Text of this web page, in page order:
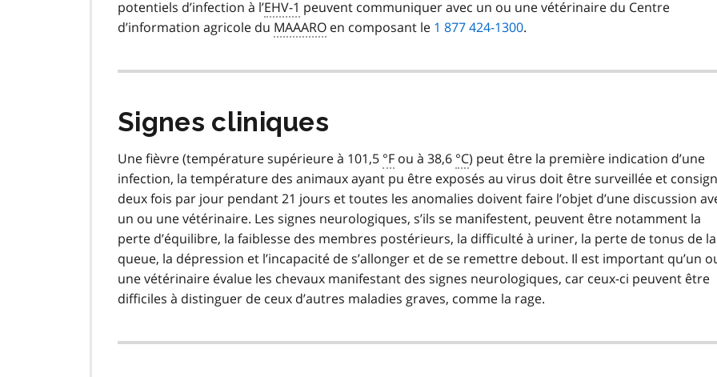
potentiels d’infection à l’EHV-1 peuvent communiquer avec un ou une vétérinaire du Centre
d’information agricole du MAAARO en composant le 1 877 424-1300.
Signes cliniques
Une fièvre (température supérieure à 101,5 °F ou à 38,6 °C) peut être la première indication d’une
infection, la température des animaux ayant pu être exposés au virus doit être surveillée et
deux fois par jour pendant 21 jours et toutes les anomalies doivent faire l’objet d’une discussion
un ou une vétérinaire. Les signes neurologiques, s’ils se manifestent, peuvent être notamment la
perte d’équilibre, la faiblesse des membres postérieurs, la difficulté à uriner, la perte de tonus de la
queue, la dépression et l’incapacité de s’allonger et de se remettre debout. Il est important qu’un
une vétérinaire évalue les chevaux manifestant des signes neurologiques, car ceux-ci peuvent être
difficiles à distinguer de ceux d’autres maladies graves, comme la rage.